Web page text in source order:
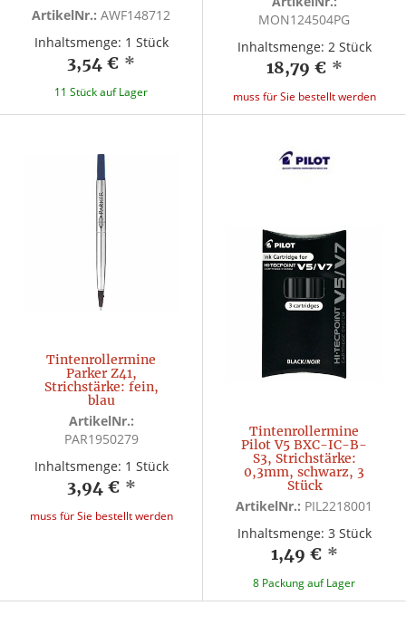
ArtikelNr.: AWF148712
Inhaltsmenge: 1 Stück
3,54 € *
11 Stück auf Lager
MON124504PG
Inhaltsmenge: 2 Stück
18,79 € *
muss für Sie bestellt werden
Tintenrollermine
Parker Z41,
Strichstärke: fein,
blau
ArtikelNr.:
PAR1950279
Inhaltsmenge: 1 Stück
3,94 € *
muss für Sie bestellt werden
Tintenrollermine
Pilot V5 BXC-IC-B-
S3, Strichstärke:
0,3mm, schwarz, 3
Stück
ArtikelNr.: PIL2218001
Inhaltsmenge: 3 Stück
1,49 € *
8 Packung auf Lager